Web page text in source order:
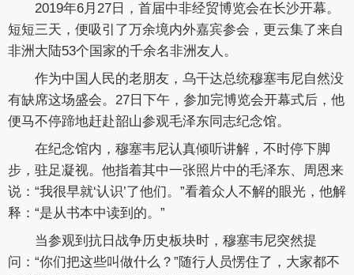
2019年6月27日，首届中非经贸博览会在长沙开幕。
短短三天，便吸引了万余境内外嘉宾参会，更云集了来自
非洲大陆53个国家的千余名非洲友人。
作为中国人民的老朋友，乌干达总统穆塞韦尼自然没
有缺席这场盛会。27日下午，参加完博览会开幕式后，他
便马不停蹄地赶赴韶山参观毛泽东同志纪念馆。
在纪念馆内，穆塞韦尼认真倾听讲解，不时停下脚
步，驻足凝视。他指着其中一张照片中的毛泽东、周恩来
说：“我很早就‘认识’了他们。”看着众人不解的眼光，他解
释：“是从书本中读到的。”
当参观到抗日战争历史板块时，穆塞韦尼突然提
问：“你们把这些叫做什么？”随行人员愣住了，大家都不